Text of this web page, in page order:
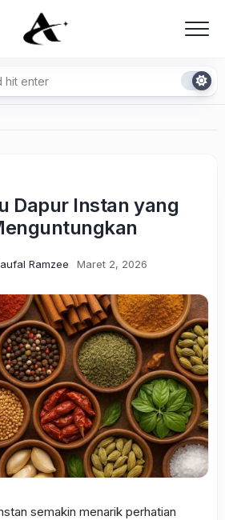
Dapur Instan yang
Ramzee Maret 2, 2026
semakin menarik perhatian